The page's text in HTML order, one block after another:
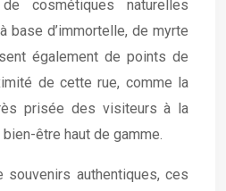
cosmétiques naturelles
base d’immortelle, de myrte
également de points de
de cette rue, comme la
prisée des visiteurs à la
être haut de gamme.
souvenirs authentiques, ces